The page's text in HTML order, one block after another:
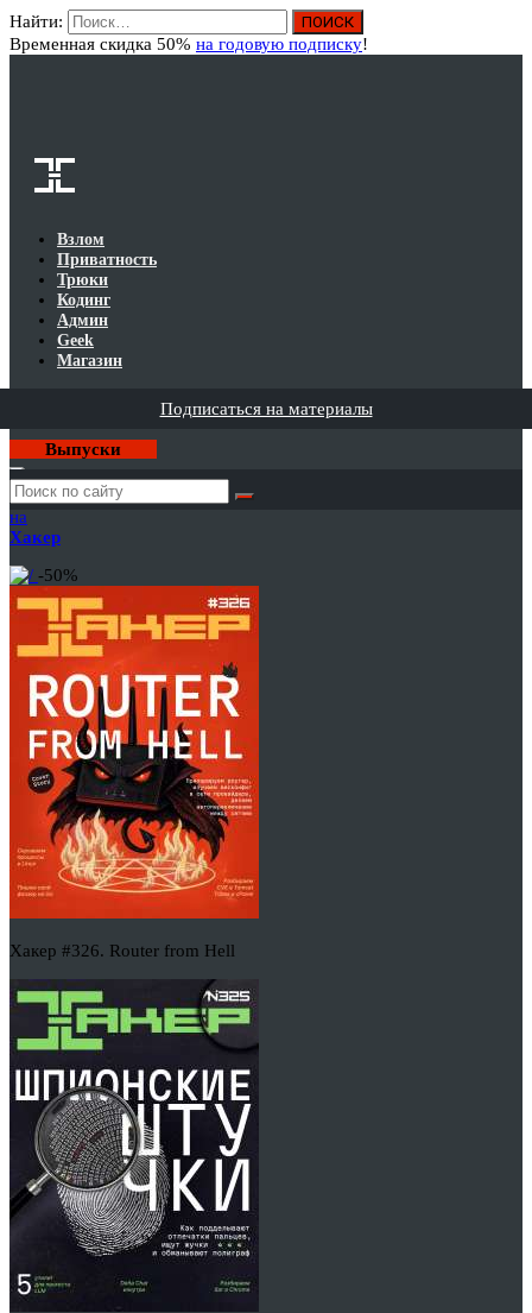
Найти:
Временная скидка 50% на годовую подписку!
Взлом
Приватность
Трюки
Кодинг
Админ
Geek
Магазин
Подписаться на материалы
Выпуски
Годовая
подписка
на
Хакер
-50%
Хакер #326. Router from Hell